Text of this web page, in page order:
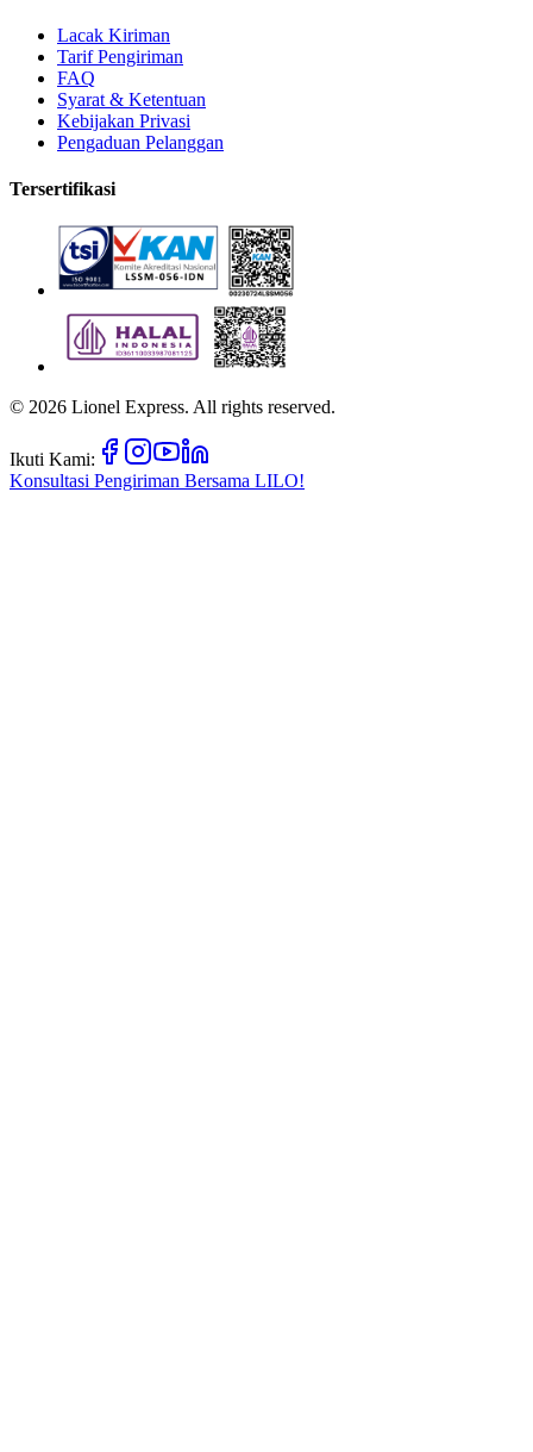
Lacak Kiriman
Tarif Pengiriman
FAQ
Syarat & Ketentuan
Kebijakan Privasi
Pengaduan Pelanggan
Tersertifikasi
© 2026 Lionel Express. All rights reserved.
Ikuti Kami:
Konsultasi Pengiriman Bersama LILO!